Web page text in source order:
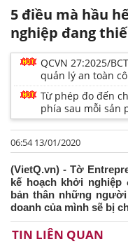
5 điều mà hầu
nghiệp đang
QCVN 27:2025/
quản lý an toàn
Từ phép đo đến
phía sau mỗi sản
06:54 13/01/2020
(VietQ.vn) - Tờ
kế hoạch khởi nghiệp
bản thân những
doanh của mình sẽ bị
TIN LIÊN QUAN